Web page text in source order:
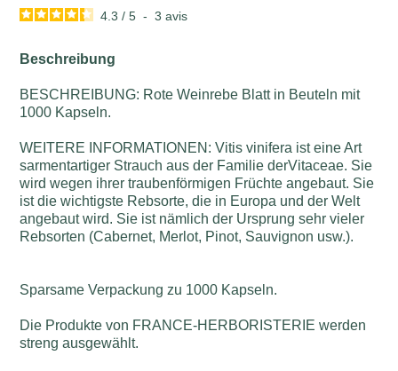
4.3 / 5 - 3avis
Beschreibung
BESCHREIBUNG: Rote Weinrebe Blatt in Beuteln mit
1000 Kapseln.
WEITERE INFORMATIONEN: Vitis vinifera ist eine Art
sarmentartiger Strauch aus der Familie derVitaceae. Sie
wird wegen ihrer traubenförmigen Früchte angebaut. Sie
ist die wichtigste Rebsorte, die in Europa und der Welt
angebaut wird. Sie ist nämlich der Ursprung sehr vieler
Rebsorten (Cabernet, Merlot, Pinot, Sauvignon usw.).
Sparsame Verpackung zu 1000 Kapseln.
Die Produkte von FRANCE-HERBORISTERIE werden
streng ausgewählt.